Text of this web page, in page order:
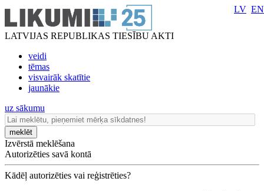
LATVIJAS REPUBLIKAS TIESĪBU AKTI
veidi
tēmas
visvairāk skatītie
jaunākie
LV EN
uz sākumu
meklēt
Izvērstā meklēšana
Autorizēties savā kontā
Kādēļ autorizēties vai reģistrēties?